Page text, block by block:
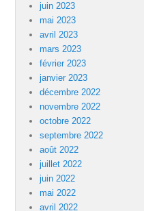
juin 2023
mai 2023
avril 2023
mars 2023
février 2023
janvier 2023
décembre 2022
novembre 2022
octobre 2022
septembre 2022
août 2022
juillet 2022
juin 2022
mai 2022
avril 2022